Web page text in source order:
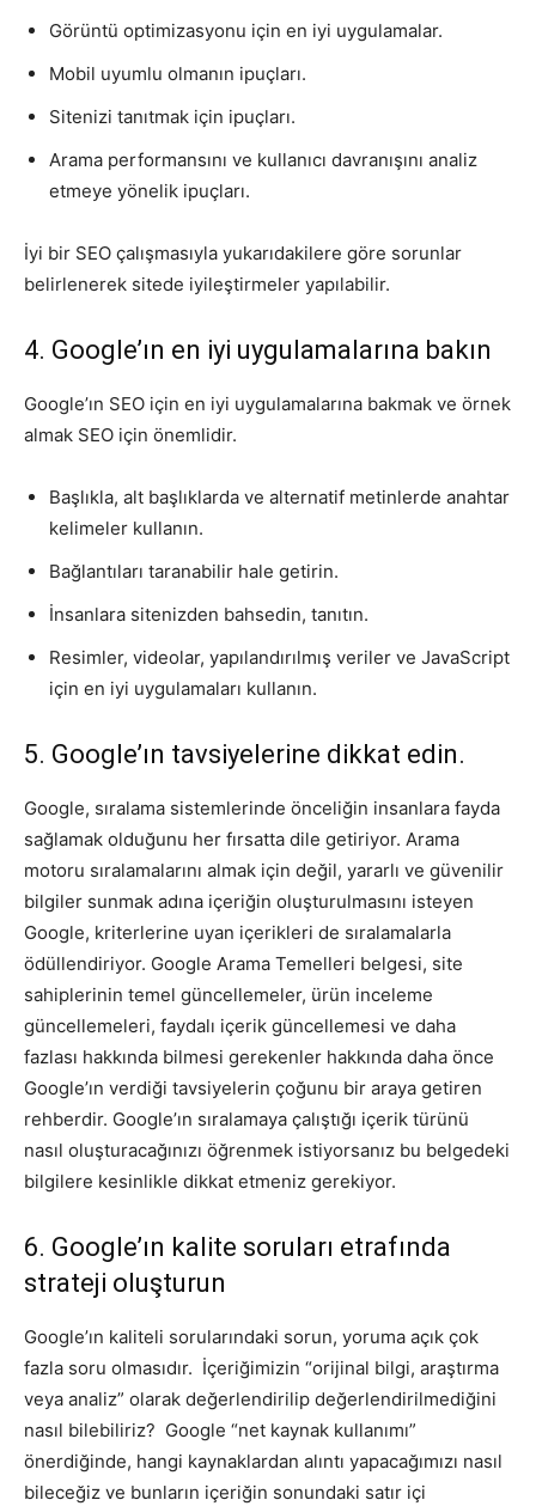
Görüntü optimizasyonu için en iyi uygulamalar.
Mobil uyumlu olmanın ipuçları.
Sitenizi tanıtmak için ipuçları.
Arama performansını ve kullanıcı davranışını analiz
etmeye yönelik ipuçları.
İyi bir SEO çalışmasıyla yukarıdakilere göre sorunlar
belirlenerek sitede iyileştirmeler yapılabilir.
4. Google’ın en iyi uygulamalarına bakın
Google’ın SEO için en iyi uygulamalarına bakmak ve örnek
almak SEO için önemlidir.
Başlıkla, alt başlıklarda ve alternatif metinlerde anahtar
kelimeler kullanın.
Bağlantıları taranabilir hale getirin.
İnsanlara sitenizden bahsedin, tanıtın.
Resimler, videolar, yapılandırılmış veriler ve JavaScript
için en iyi uygulamaları kullanın.
5. Google’ın tavsiyelerine dikkat edin.
Google, sıralama sistemlerinde önceliğin insanlara fayda
sağlamak olduğunu her fırsatta dile getiriyor. Arama
motoru sıralamalarını almak için değil, yararlı ve güvenilir
bilgiler sunmak adına içeriğin oluşturulmasını isteyen
Google, kriterlerine uyan içerikleri de sıralamalarla
ödüllendiriyor. Google Arama Temelleri belgesi, site
sahiplerinin temel güncellemeler, ürün inceleme
güncellemeleri, faydalı içerik güncellemesi ve daha
fazlası hakkında bilmesi gerekenler hakkında daha önce
Google’ın verdiği tavsiyelerin çoğunu bir araya getiren
rehberdir. Google’ın sıralamaya çalıştığı içerik türünü
nasıl oluşturacağınızı öğrenmek istiyorsanız bu belgedeki
bilgilere kesinlikle dikkat etmeniz gerekiyor.
6. Google’ın kalite soruları etrafında
strateji oluşturun
Google’ın kaliteli sorularındaki sorun, yoruma açık çok
fazla soru olmasıdır. İçeriğimizin “orijinal bilgi, araştırma
veya analiz” olarak değerlendirilip değerlendirilmediğini
nasıl bilebiliriz? Google “net kaynak kullanımı”
önerdiğinde, hangi kaynaklardan alıntı yapacağımızı nasıl
bileceğiz ve bunların içeriğin sonundaki satır içi